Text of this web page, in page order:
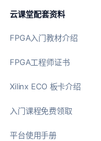
云课堂配套资料
FPGA入门教材介绍
FPGA工程师证书
Xilinx ECO 板卡介绍
入门课程免费领取
平台使用手册